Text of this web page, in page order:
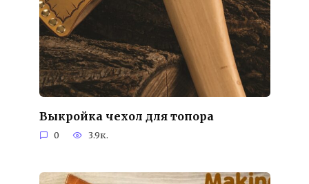
Выкройка чехол для топора
0 3.9к.